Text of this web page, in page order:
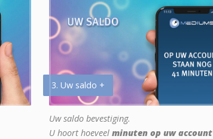
3. Uw saldo +
Uw saldo bevestiging.
U hoort hoeveel minuten op uw account